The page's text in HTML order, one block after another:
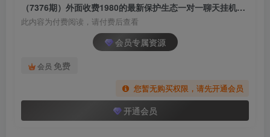
（7376期）外面收费1980的最新保护生态一对一聊天挂机项目，单窗口一天最少50+【永…
此内容为付费阅读，请付费后查看
会员专属资源
会员 免费
您暂无购买权限，请先开通会员
开通会员